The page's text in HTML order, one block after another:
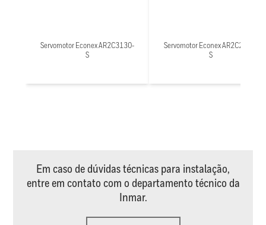
Servomotor Econex AR2C3130-
S
Servomotor Econex AR2C2002-
S
Em caso de dúvidas técnicas para instalação,
entre em contato com o departamento técnico da
Inmar.